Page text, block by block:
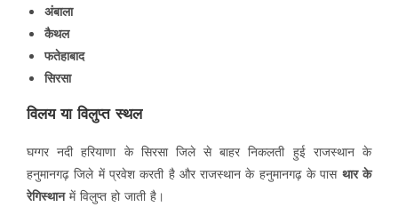
अंबाला
कैथल
फतेहाबाद
सिरसा
विलय या विलुप्त स्थल
घग्गर नदी हरियाणा के सिरसा जिले से बाहर निकलती हुई राजस्थान के
हनुमानगढ़ जिले में प्रवेश करती है और राजस्थान के हनुमानगढ़ के पास थार के
रेगिस्थानमें विलुप्त हो जाती है।